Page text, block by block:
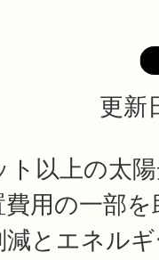
更新
ト以上の太
用の一部
とエネル